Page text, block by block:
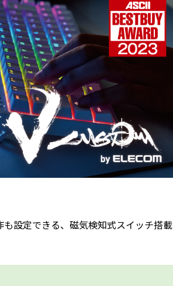
設定できる、磁気検知式スイッチ搭載